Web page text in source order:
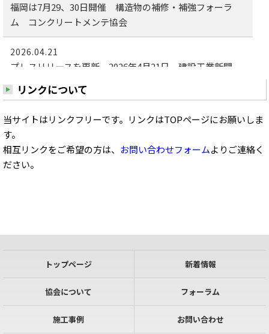
福岡は7月29、30日開催 構造物の補修・補強フォーラ
ム コンクリートメンテ協会
2026.04.21
プレスリリースを更新。2026年4月21日 建設工業新聞
JCMA 10月に新潟・金沢でフォーラム コンクリート構
造物の補修・補強
2026.03.25
プレスリリースを更新。2026年3月25日 中建日報 ＪＣ
ＭＡ 広島（６月）を皮切りに全国10会場 補修・補強フ
ォーラム2026
先進建設・防災・減災技術フェアIN熊2025に出展しまし
た。
リンクについて
当サイトはリンクフリーです。リンクはTOPページにお願いしま
す。
相互リンクをご希望の方は、 お問い合わせフォームよりご連絡く
ださい。
トップページ 新着情報
協会について フォーラム
施工事例 お問い合わせ